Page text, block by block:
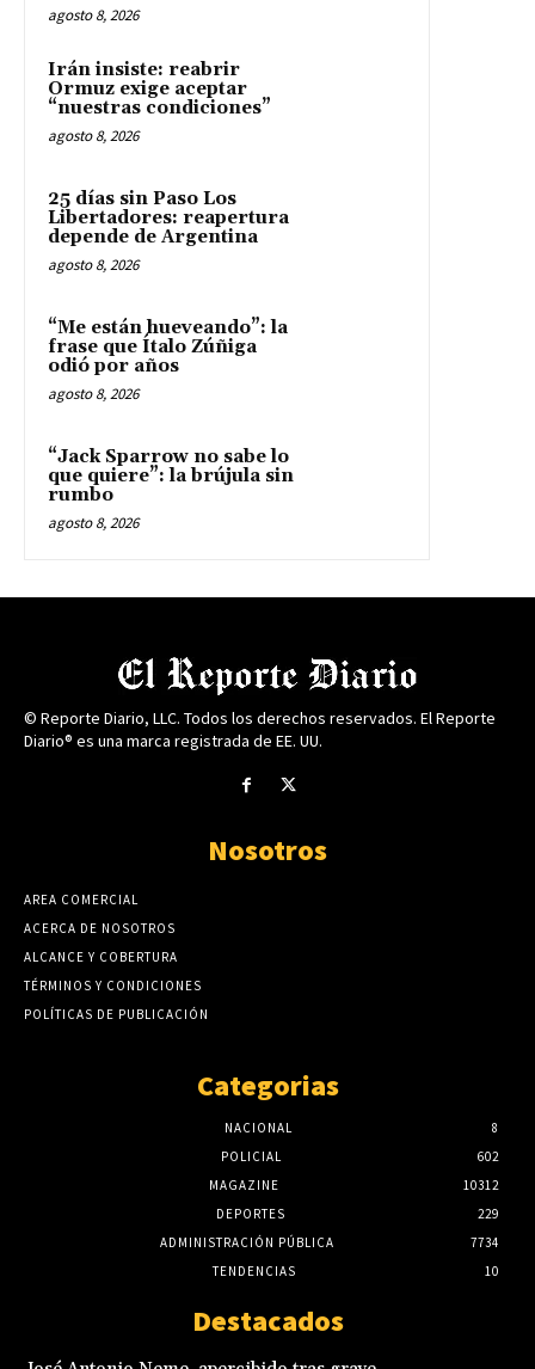
agosto 8, 2026
Irán insiste: reabrir
Ormuz exige aceptar
“nuestras condiciones”
agosto 8, 2026
25 días sin Paso Los
Libertadores: reapertura
depende de Argentina
agosto 8, 2026
“Me están hueveando”: la
frase que Ítalo Zúñiga
odió por años
agosto 8, 2026
“Jack Sparrow no sabe lo
que quiere”: la brújula sin
rumbo
agosto 8, 2026
© Reporte Diario, LLC. Todos los derechos reservados. El Reporte
Diario® es una marca registrada de EE. UU.
Nosotros
AREA COMERCIAL
ACERCA DE NOSOTROS
ALCANCE Y COBERTURA
TÉRMINOS Y CONDICIONES
POLÍTICAS DE PUBLICACIÓN
Categorias
NACIONAL
8
POLICIAL
602
MAGAZINE
10312
DEPORTES
229
ADMINISTRACIÓN PÚBLICA
7734
TENDENCIAS
10
Destacados